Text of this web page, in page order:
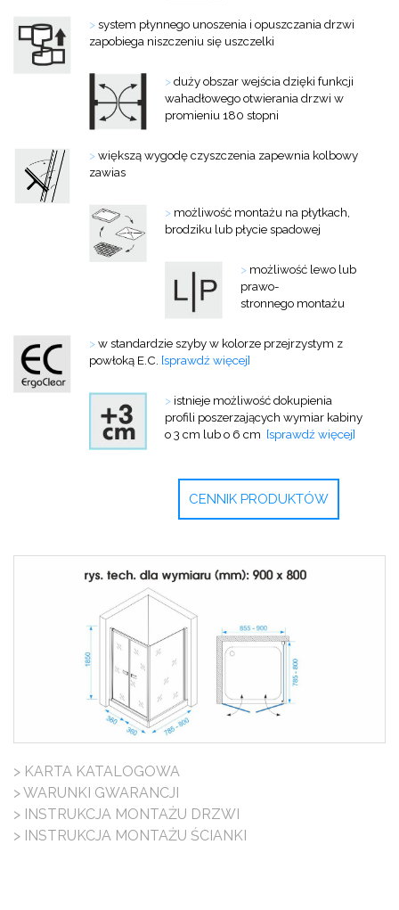
>system płynnego unoszenia i opuszczania drzwi
zapobiega niszczeniu się uszczelki
>duży obszar wejścia dzięki funkcji
wahadłowego otwierania drzwi w
promieniu 180 stopni
>większą wygodę czyszczenia zapewnia kolbowy
zawias
> możliwość montażu na płytkach,
brodziku lub płycie spadowej
> możliwość lewo lub
prawo-
stronnego montażu
>w standardzie szyby w kolorze przejrzystym z
powłoką E.C. [sprawdź więcej]
> istnieje możliwość dokupienia
profili poszerzających wymiar kabiny
o 3 cm lub o 6 cm [sprawdź więcej]
CENNIK PRODUKTÓW
> KARTA KATALOGOWA
> WARUNKI GWARANCJI
> INSTRUKCJA MONTAŻU DRZWI
> INSTRUKCJA MONTAŻU ŚCIANKI